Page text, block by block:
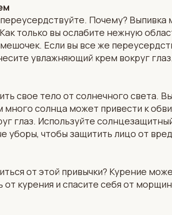
Почему? Выпивка
только вы ослабите нежную
Если вы все же
увлажняющий крем вокруг глаз.
свое тело от солнечного света.
солнца может привести к
глаз. Используйте
уборы, чтобы защитить лицо от
от этой привычки? Курение
курения и спасите себя от